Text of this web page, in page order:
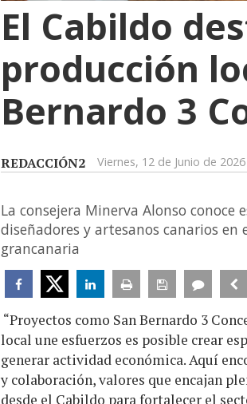
El Cabildo
producción
Bernardo 3
REDACCIÓN2 Viernes, 12 de Junio de 2026
La consejera Minerva Alonso
diseñadores y artesanos canarios
grancanaria
“Proyectos como San Bernardo 3
local une esfuerzos es posible crear
generar actividad económica. Aquí
y colaboración, valores que encajan
desde el Cabildo para fortalecer el